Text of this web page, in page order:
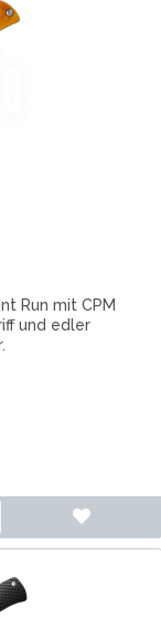
Run mit CPM
und edler